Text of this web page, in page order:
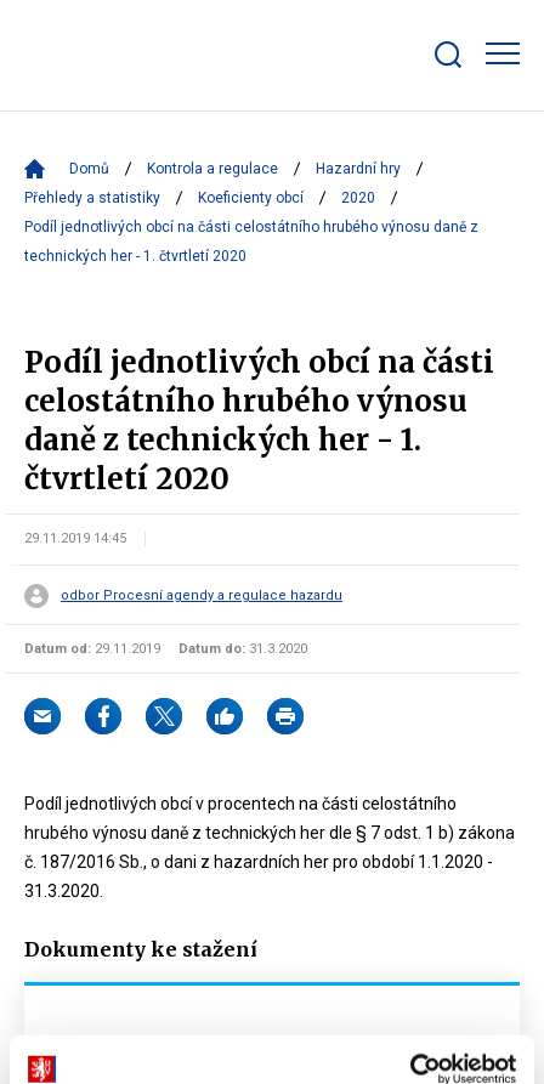
bar
Domů Kontrola a regulace
Hazardní hry
Přehledy a statistiky
Koeficienty obcí
2020
Podíl jednotlivých obcí na části celostátního hrubého výnosu daně z
technických her - 1. čtvrtletí 2020
Podíl jednotlivých obcí na části
celostátního hrubého výnosu
daně z technických her - 1.
čtvrtletí 2020
29.11.2019 14:45
odbor Procesní agendy a regulace hazardu
Datum od: 29.11.2019 Datum do: 31.3.2020
Podíl jednotlivých obcí v procentech na části celostátního
hrubého výnosu daně z technických her dle § 7 odst. 1 b) zákona
č. 187/2016 Sb., o dani z hazardních her pro období 1.1.2020 -
31.3.2020.
Dokumenty ke stažení
Podíl jednotlivých obcí v procentech na části